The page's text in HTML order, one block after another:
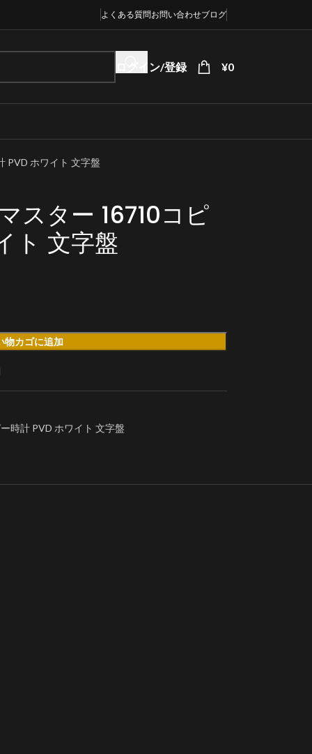
よくある質問お問い合わせブログ
ログイン/登録 ¥0
PVD ​​ホワイト 文字盤
スター 16710コピ
ト 文字盤
物カゴに追加
時計 PVD ​​ホワイト 文字盤